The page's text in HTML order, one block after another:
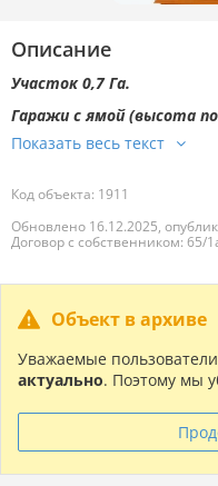
Описание
Участок 0,7 Га.
Гаражи с ямой (высота
Код объекта: 1911
Обновлено 16.12.2025,
Договор с собственником: 65/
Объект в архиве
Уважаемые
актуально. Поэтому мы